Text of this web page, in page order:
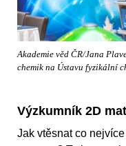
Akademie věd ČR/Jana
chemik na Ústavu fyzikální
Výzkumník 2D
Jak vtěsnat co